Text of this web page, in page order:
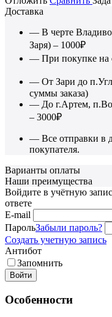
Доставка
— В черте
Заря) – 1000₽
— При покупке на
— От Зари до
суммы заказа)
— До г.Артем,
– 3000₽
— Все отправки в
покупателя.
Варианты оплаты
Наши преимущества
Войдите в учётную
ответе
E-mail
ПарольЗабыли пароль?
Создать учетную запись
Антибот
Запомнить
Войти
Особенности